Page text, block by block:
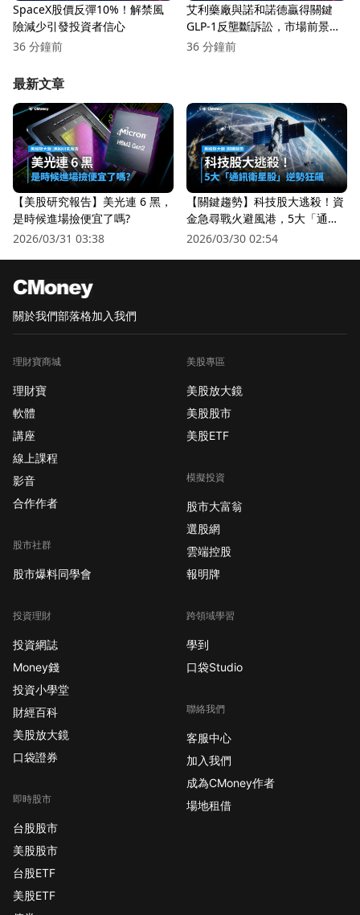
SpaceX股價反彈10%！解禁風
險減少引發投資者信心
36 分鐘前
艾利藥廠與諾和諾德贏得關鍵
GLP-1反壟斷訴訟，市場前景看
漲！
36 分鐘前
最新文章
【美股研究報告】美光連 6 黑，
是時候進場撿便宜了嗎?
2026/03/31 03:38
【關鍵趨勢】科技股大逃殺！資
金急尋戰火避風港，5大「通訊
衛星股」逆勢狂飆
2026/03/30 02:54
關於我們部落格加入我們
理財寶商城
理財寶
軟體
講座
線上課程
影音
合作作者
股市社群
股市爆料同學會
投資理財
投資網誌
Money錢
投資小學堂
財經百科
美股放大鏡
口袋證券
即時股市
台股股市
美股股市
台股ETF
美股ETF
美股專區
美股放大鏡
美股股市
美股ETF
模擬投資
股市大富翁
選股網
雲端控股
報明牌
跨領域學習
學到
口袋Studio
聯絡我們
客服中心
加入我們
成為CMoney作者
場地租借